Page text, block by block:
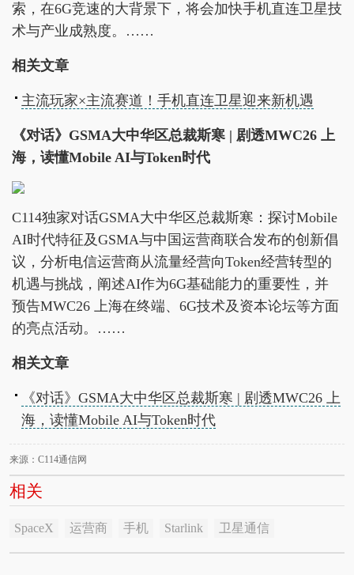
索，在6G竞速的大背景下，将会加快手机直连卫星技
术与产业成熟度。……
相关文章
主流玩家×主流赛道！手机直连卫星迎来新机遇
《对话》GSMA大中华区总裁斯寒 | 剧透MWC26 上
海，读懂Mobile AI与Token时代
C114独家对话GSMA大中华区总裁斯寒：探讨Mobile
AI时代特征及GSMA与中国运营商联合发布的创新倡
议，分析电信运营商从流量经营向Token经营转型的
机遇与挑战，阐述AI作为6G基础能力的重要性，并
预告MWC26 上海在终端、6G技术及资本论坛等方面
的亮点活动。……
相关文章
《对话》GSMA大中华区总裁斯寒 | 剧透MWC26 上
海，读懂Mobile AI与Token时代
来源：C114通信网
相关
SpaceX 运营商 手机 Starlink 卫星通信